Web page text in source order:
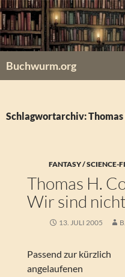
Zum
Inhalt
springen
Buchwurm.org
Schlagwortarchiv: Thomas
FANTASY / SCIENCE-
Thomas H.
Wir sind
13. JULI 2005
Passend zur kürzlich
angelaufenen